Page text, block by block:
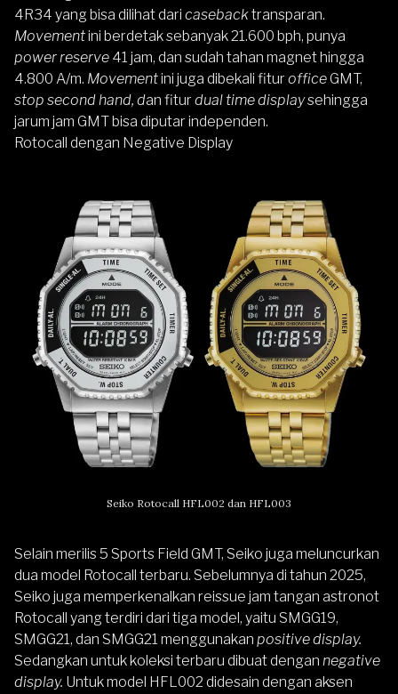
4R34 yang bisa dilihat dari casebacktransparan.
Movementini berdetak sebanyak 21.600 bph, punya
power reserve 41 jam, dan sudah tahan magnet hingga
4.800 A/m. Movementini juga dibekali fitur officeGMT,
stop second hand, dan fitur dual time displaysehingga
jarum jam GMT bisa diputar independen.
Rotocall dengan Negative Display
Seiko Rotocall HFL002 dan HFL003
Selain merilis 5 Sports Field GMT, Seiko juga meluncurkan
dua model Rotocall terbaru. Sebelumnya di tahun 2025,
Seiko juga memperkenalkan reissue jam tangan astronot
Rotocall yang terdiri dari tiga model, yaitu SMGG19,
SMGG21, dan SMGG21 menggunakan positive display.
Sedangkan untuk koleksi terbaru dibuat dengan negative
display. Untuk model HFL002 didesain dengan aksen